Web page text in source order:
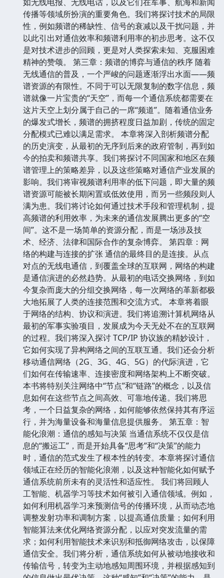
传播等领域所扮演的重要角色。我们将探讨技术的局限
性，例如频谱的稀缺性、信号的衰减以及干扰问题，并
以此引出对通信效率和频谱利用率的初步思考。这不仅
是对技术进步的回顾，更是对人类探索未知、克服困难
精神的赞颂。 第三章：频谱的博弈与通信的秩序 随着
无线通信的普及，一个严峻的问题逐渐浮出水面——频
谱资源的有限性。不同于可以无限复制的数字信息，频
谱就像一片宝贵的“天空”，而每一个通信系统都需要在
这片天空上划分属于自己的一席“频道”。随着通信业务
的爆发式增长，频谱的拥挤程度日益加剧，传统的固定
分配模式已难以满足需求。 本章将深入剖析频谱分配
的历史演变，从最初的无序到后来的政府管制，再到如
今的拍卖和频谱共享。我们将探讨不同国家和地区在频
谱管理上的策略差异，以及这些策略对通信产业发展的
影响。我们将审视频谱利用率的低下问题，即大量的频
谱资源可能被长期闲置或低效使用，而另一些频段则人
满为患。我们将讨论如何通过技术手段和管理机制，提
高频谱的利用效率，为未来的通信发展腾出更多的“空
间”。这不是一场简单的资源分配，而是一场涉及技
术、经济、法律和国际合作的复杂博弈。 第四章：网
络的构建与连接的扩张 通信的最终目的是连接。从点
对点的无线电通信，到覆盖全球的互联网，网络的构建
是通信演进的必然趋势。从最初的电话交换网络，到如
今复杂而庞大的分组交换网络，每一次网络的革新都极
大地拓展了人类的连接范围和交流方式。 本章将着眼
于网络的结构、协议和演进。我们将追溯计算机网络从
最初的军事实验项目，发展成为今天无处不在的互联网
的过程。我们将深入探讨 TCP/IP 协议族的精妙设计，
它如何实现了异构网络之间的互联互通。我们还会分析
移动通信网络（2G、3G、4G、5G）的代际演进，它
们如何在传输速率、连接密度和网络架构上不断突破。
本书将特别关注网络中“节点”和“链路”的概念，以及信
息如何在这些节点之间高效、可靠地传递。我们将思
考，一个日益复杂的网络，如何能够依然保持其有序运
行，并为海量设备和海量信息提供服务。 第五章：智
能化浪潮：通信的感知与决策 当通信系统不仅仅是信
息的“搬运工”，而是开始具备“思考”和“决策”的能力
时，通信的范式发生了根本性的转变。本章将探讨通信
领域正在经历的智能化浪潮，以及这种智能化如何赋予
通信系统前所未有的灵活性和适应性。 我们将回顾人
工智能、机器学习等技术如何被引入通信领域。例如，
如何利用机器学习来预测信号的传播环境，从而动态地
调整发射功率和调制方案，以提高通信质量；如何利用
智能算法来优化网络资源分配，以应对突发流量的需
求；如何利用智能技术来识别和抵御网络攻击，以保障
通信安全。我们将分析，通信系统如何从被动地接收和
传输信号，转变为主动地感知周围环境，并根据感知到